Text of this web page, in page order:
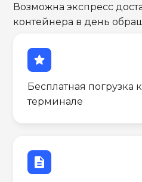
Возможна экспресс
контейнера в день
star
Бесплатная погрузка
терминале
description